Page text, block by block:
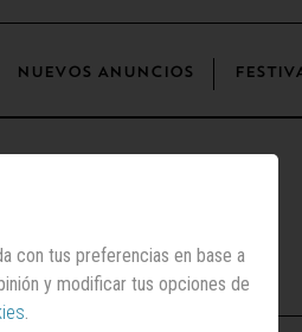
NUEVOS ANUNCIOS
Los más vistos
con tus preferencias en base a
y modificar tus opciones de
.